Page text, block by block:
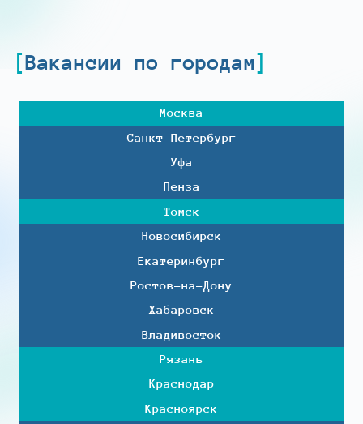
Вакансии по городам
Москва
Санкт-Петербург
Уфа
Пенза
Томск
Новосибирск
Екатеринбург
Ростов-на-Дону
Хабаровск
Владивосток
Рязань
Краснодар
Красноярск